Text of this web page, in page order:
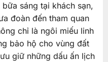
sáng tại khách sạn,
đoàn đến tham quan
chỉ là ngôi miếu linh
bảo hộ cho vùng đất
giữ những dấu ấn lịch